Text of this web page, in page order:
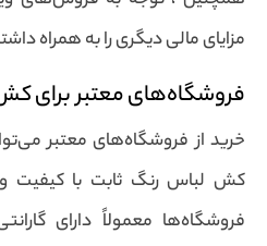
مزایای مالی دیگری را به همراه
فروشگاه‌های معتبر برای
خرید از فروشگاه‌های معتبر
کش لباس رنگ ثابت با کیفیت
فروشگاه‌ها معمولاً دارای